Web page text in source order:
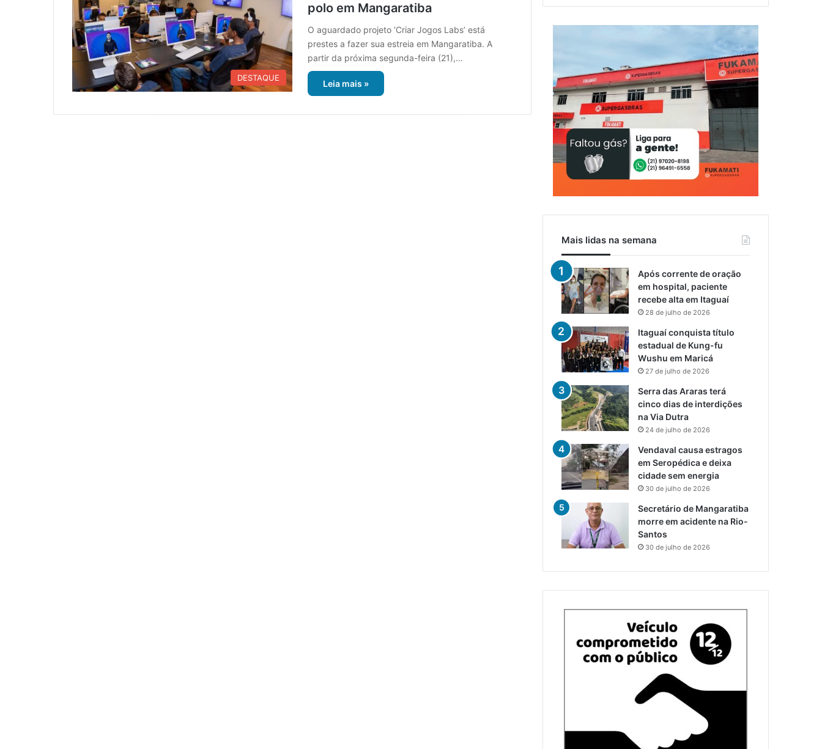
DESTAQUE
polo em Mangaratiba
O aguardado projeto ‘Criar Jogos Labs’ está
prestes a fazer sua estreia em Mangaratiba. A
partir da próxima segunda-feira (21),…
Leia mais »
Mais lidas na semana
Após corrente de oração
em hospital, paciente
recebe alta em Itaguaí
28 de julho de 2026
Itaguaí conquista título
estadual de Kung-fu
Wushu em Maricá
27 de julho de 2026
Serra das Araras terá
cinco dias de interdições
na Via Dutra
24 de julho de 2026
Vendaval causa estragos
em Seropédica e deixa
cidade sem energia
30 de julho de 2026
Secretário de Mangaratiba
morre em acidente na Rio-
Santos
30 de julho de 2026